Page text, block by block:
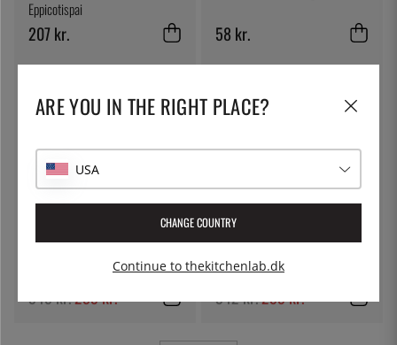
Eppicotispai
207 kr. 58 kr.
345 kr.259 kr.
rist - Nordicware
342 kr.299 kr.
ARE YOU IN THE RIGHT PLACE?
USA
CHANGE COUNTRY
Continue to thekitchenlab.dk